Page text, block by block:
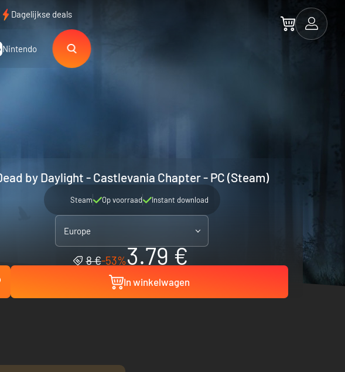
Dagelijkse deals
Nintendo
by Daylight - Castlevania Chapter - PC (Steam)
Steam Op voorraad Instant download
Europe
8 €-53%3.79 €
In winkelwagen